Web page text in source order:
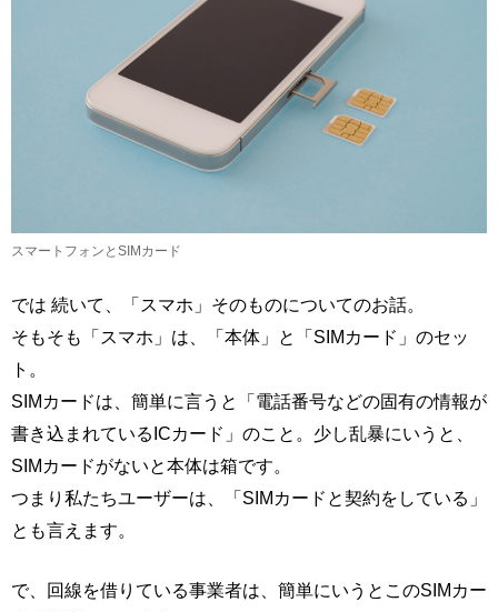
スマートフォンとSIMカード
では 続いて、「スマホ」そのものについてのお話。
そもそも「スマホ」は、「本体」と「SIMカード」のセッ
ト。
SIMカードは、簡単に言うと「電話番号などの固有の情報が
書き込まれているICカード」のこと。少し乱暴にいうと、
SIMカードがないと本体は箱です。
つまり私たちユーザーは、「SIMカードと契約をしている」
とも言えます。
で、回線を借りている事業者は、簡単にいうとこのSIMカー